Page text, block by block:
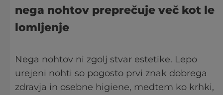
nega nohtov preprečuje več kot le
lomljenje
Nega nohtov ni zgolj stvar estetike. Lepo
urejeni nohti so pogosto prvi znak dobrega
zdravja in osebne higiene, medtem ko krhki,